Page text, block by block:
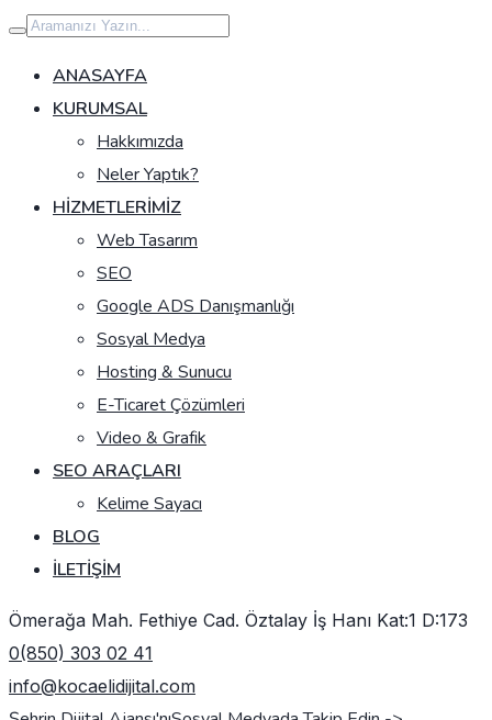
İçeriğe
geç
ANASAYFA
KURUMSAL
Hakkımızda
Neler Yaptık?
HIZMETLERIMIZ
Web Tasarım
SEO
Google ADS Danışmanlığı
Sosyal Medya
Hosting & Sunucu
E-Ticaret Çözümleri
Video & Grafik
SEO ARAÇLARI
Kelime Sayacı
BLOG
İLETIŞIM
Ömerağa Mah. Fethiye Cad. Öztalay İş Hanı Kat:1 D:173
0(850) 303 02 41
info@kocaelidijital.com